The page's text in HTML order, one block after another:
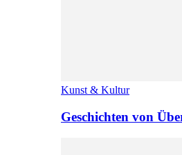
Kunst & Kultur
Geschichten von